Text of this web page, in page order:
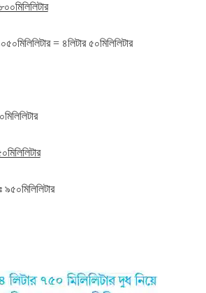
= ৪লিটার ৫০মিলিলিটার